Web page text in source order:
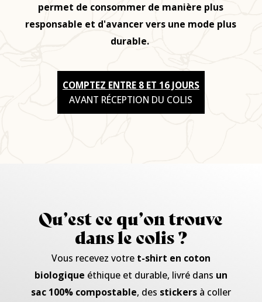
permet de consommer de manière plus
responsable et d'avancer vers une mode plus
durable.
COMPTEZ ENTRE 8 ET 16 JOURS
AVANT RÉCEPTION DU COLIS
Qu’est ce qu’on trouve
dans le colis ?
Vous recevez votre t-shirt en coton
biologique éthique et durable, livré dans un
sac 100% compostable, des stickers à coller